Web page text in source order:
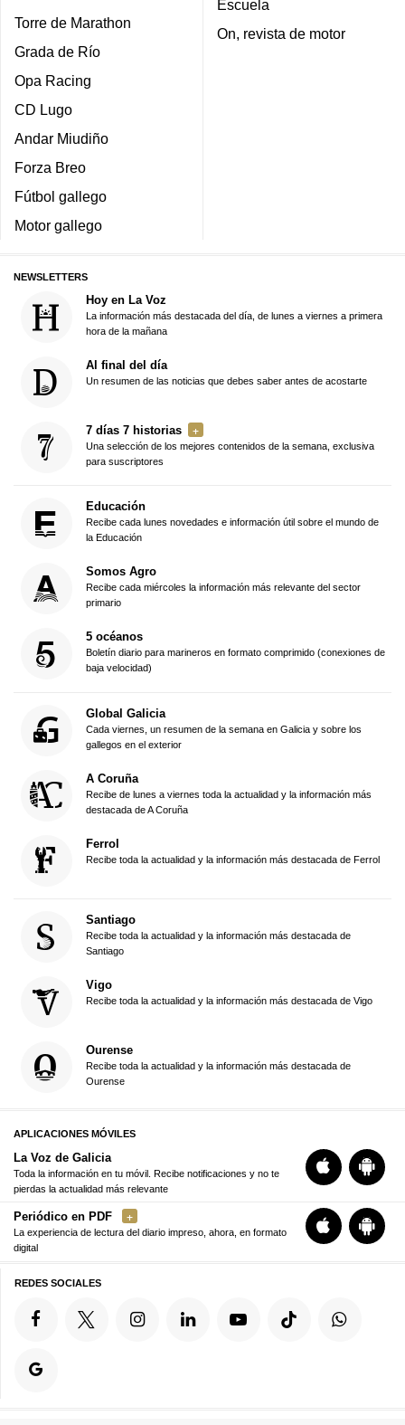
Torre de Marathon
Grada de Río
Opa Racing
CD Lugo
Andar Miudiño
Forza Breo
Fútbol gallego
Motor gallego
Escuela
On, revista de motor
NEWSLETTERS
Hoy en La Voz
La información más destacada del día, de lunes a viernes a primera
hora de la mañana
Al final del día
Un resumen de las noticias que debes saber antes de acostarte
7 días 7 historias
Una selección de los mejores contenidos de la semana, exclusiva
para suscriptores
Educación
Recibe cada lunes novedades e información útil sobre el mundo de
la Educación
Somos Agro
Recibe cada miércoles la información más relevante del sector
primario
5 océanos
Boletín diario para marineros en formato comprimido (conexiones de
baja velocidad)
Global Galicia
Cada viernes, un resumen de la semana en Galicia y sobre los
gallegos en el exterior
A Coruña
Recibe de lunes a viernes toda la actualidad y la información más
destacada de A Coruña
Ferrol
Recibe toda la actualidad y la información más destacada de Ferrol
Santiago
Recibe toda la actualidad y la información más destacada de
Santiago
Vigo
Recibe toda la actualidad y la información más destacada de Vigo
Ourense
Recibe toda la actualidad y la información más destacada de
Ourense
APLICACIONES MÓVILES
La Voz de Galicia
Toda la información en tu móvil. Recibe notificaciones y no te
pierdas la actualidad más relevante
Periódico en PDF
La experiencia de lectura del diario impreso, ahora, en formato
digital
REDES SOCIALES